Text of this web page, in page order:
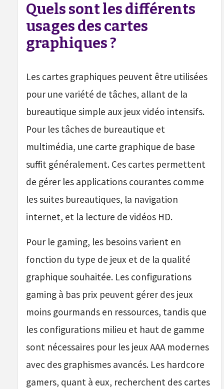
Quels sont les différents
usages des cartes
graphiques ?
Les cartes graphiques peuvent être utilisées
pour une variété de tâches, allant de la
bureautique simple aux jeux vidéo intensifs.
Pour les tâches de bureautique et
multimédia, une carte graphique de base
suffit généralement. Ces cartes permettent
de gérer les applications courantes comme
les suites bureautiques, la navigation
internet, et la lecture de vidéos HD.
Pour le gaming, les besoins varient en
fonction du type de jeux et de la qualité
graphique souhaitée. Les configurations
gaming à bas prix peuvent gérer des jeux
moins gourmands en ressources, tandis que
les configurations milieu et haut de gamme
sont nécessaires pour les jeux AAA modernes
avec des graphismes avancés. Les hardcore
gamers, quant à eux, recherchent des cartes